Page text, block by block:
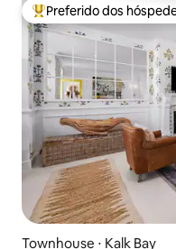
Entre os melhores
Preferido dos
Townhouse ⋅ Kalk Bay